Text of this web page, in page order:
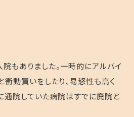
もありました。一時的にアルバイ
衝動買いをしたり、易怒性も高く
通院していた病院はすでに廃院と